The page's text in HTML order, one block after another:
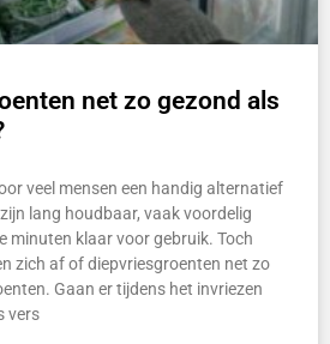
net zo gezond als
veel mensen een handig alternatief
lang houdbaar, vaak voordelig
minuten klaar voor gebruik. Toch
zich af of diepvriesgroenten net zo
Gaan er tijdens het invriezen
vers